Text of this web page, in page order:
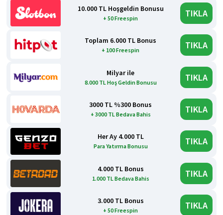
10.000 TL Hoşgeldin Bonusu
+ 50 Freespin TIKLA
Toplam 6.000 TL Bonus
+ 100 Freespin TIKLA
Milyar ile
8.000 TL Hoş Geldin Bonusu TIKLA
3000 TL %300 Bonus
+ 3000 TL Bedava Bahis TIKLA
Her Ay 4.000 TL
Para Yatırma Bonusu TIKLA
4.000 TL Bonus
1.000 TL Bedava Bahis TIKLA
3.000 TL Bonus
+ 50 Freespin TIKLA